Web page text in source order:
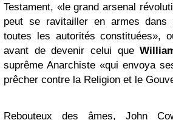
Testament, «le grand arsenal
peut se ravitailler en armes dans
toutes les autorités constituées»,
avant de devenir celui que
suprême Anarchiste «qui envoya
prêcher contre la Religion et le
Rebouteux des âmes, John